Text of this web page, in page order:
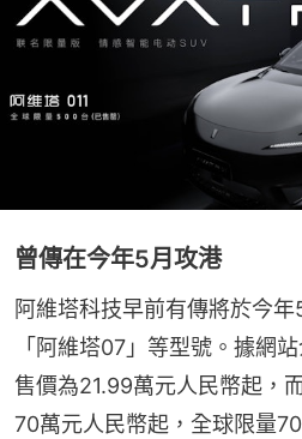
曾傳在今年5月攻港
阿維塔科技早前有傳將於今
「阿維塔07」等型號。據網
售價為21.99萬元人民幣起，
70萬元人民幣起，全球限量